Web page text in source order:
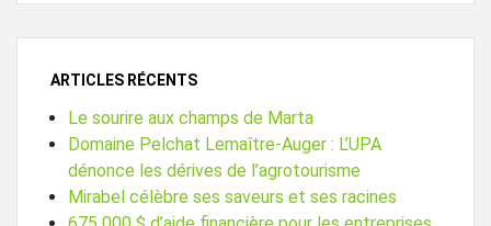
ARTICLES RÉCENTS
Le sourire aux champs de Marta
Domaine Pelchat Lemaître-Auger : L’UPA
dénonce les dérives de l’agrotourisme
Mirabel célèbre ses saveurs et ses racines